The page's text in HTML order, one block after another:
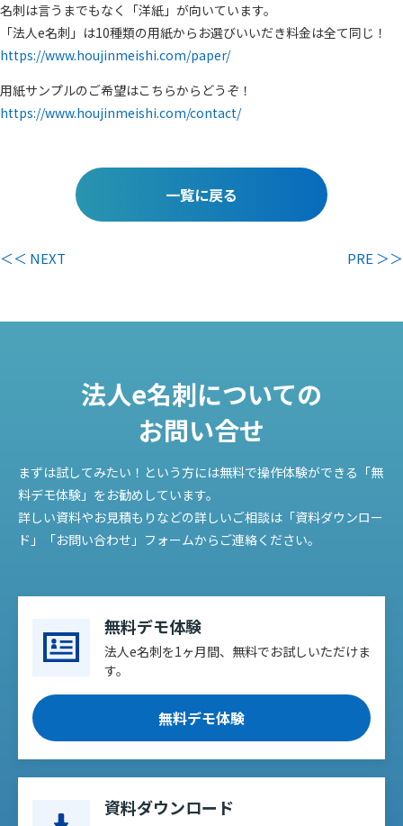
名刺は言うまでもなく「洋紙」が向いています。
「法人e名刺」は10種類の用紙からお選びいいだき料金は全て同じ！
https://www.houjinmeishi.com/paper/
用紙サンプルのご希望はこちらからどうぞ！
https://www.houjinmeishi.com/contact/
一覧に戻る
＜＜ NEXT PRE ＞＞
法人e名刺についての
お問い合せ
まずは試してみたい！という方には無料で操作体験ができる「無
料デモ体験」をお勧めしています。
詳しい資料やお見積もりなどの詳しいご相談は「資料ダウンロー
ド」「お問い合わせ」フォームからご連絡ください。
無料デモ体験
法人e名刺を1ヶ月間、無料でお試しいただけま
す。
無料デモ体験
資料ダウンロード